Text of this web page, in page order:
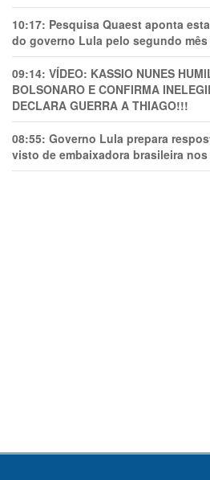
10:17: Pesquisa Quaest aponta
do governo Lula pelo segundo
09:14: VÍDEO: KASSIO NUNES
BOLSONARO E CONFIRMA
DECLARA GUERRA A THIAGO!!!
08:55: Governo Lula prepara
visto de embaixadora brasileira nos